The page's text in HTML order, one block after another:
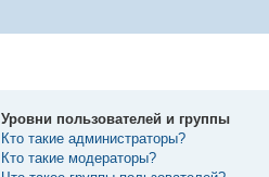
Уровни пользователей и группы
Кто такие администраторы?
Кто такие модераторы?